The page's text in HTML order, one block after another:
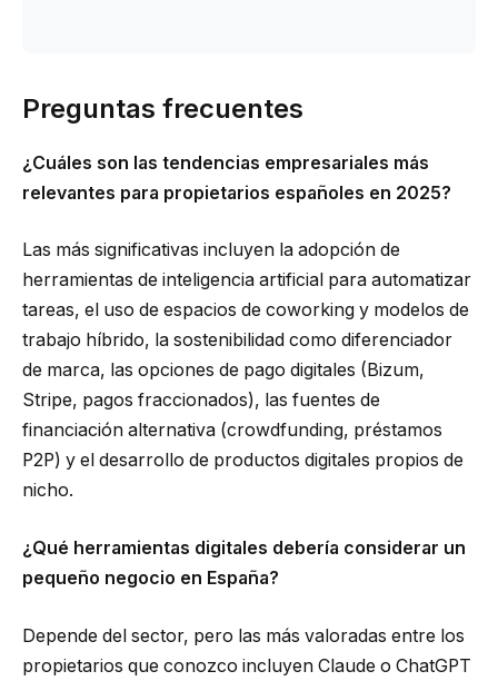
Preguntas frecuentes
¿Cuáles son las tendencias empresariales más
relevantes para propietarios españoles en 2025?
Las más significativas incluyen la adopción de
herramientas de inteligencia artificial para automatizar
tareas, el uso de espacios de coworking y modelos de
trabajo híbrido, la sostenibilidad como diferenciador
de marca, las opciones de pago digitales (Bizum,
Stripe, pagos fraccionados), las fuentes de
financiación alternativa (crowdfunding, préstamos
P2P) y el desarrollo de productos digitales propios de
nicho.
¿Qué herramientas digitales debería considerar un
pequeño negocio en España?
Depende del sector, pero las más valoradas entre los
propietarios que conozco incluyen Claude o ChatGPT